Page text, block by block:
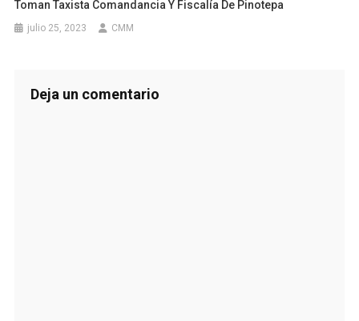
Toman Taxista Comandancia Y Fiscalía De Pinotepa
julio 25, 2023 CMM
Deja un comentario